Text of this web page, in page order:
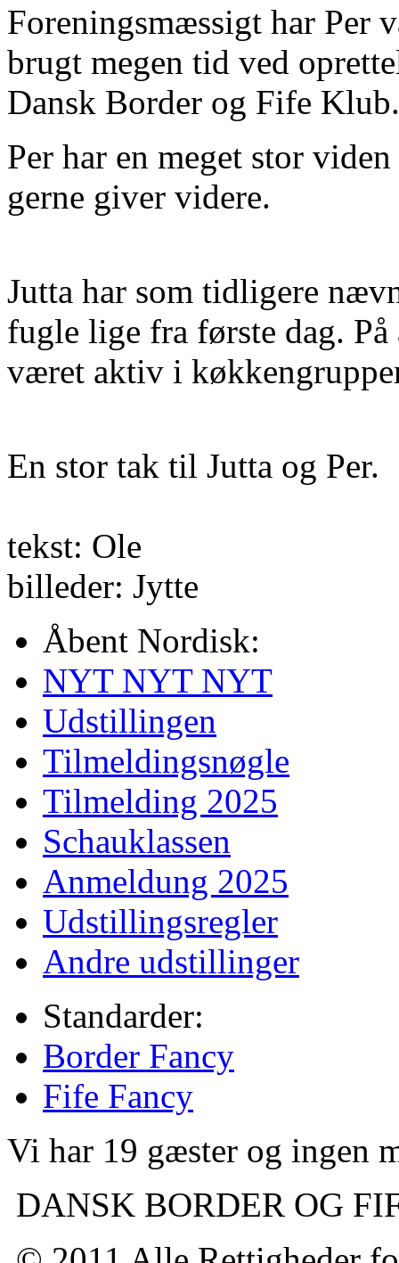
Foreningsmæssigt har Per
brugt megen tid ved
Dansk Border og Fife Klub.
Per har en meget stor
gerne giver videre.
Jutta har som tidligere
fugle lige fra første dag.
været aktiv i
En stor tak til Jutta og Per.
tekst: Ole
billeder: Jytte
Åbent Nordisk:
NYT NYT NYT
Udstillingen
Tilmeldingsnøgle
Tilmelding 2025
Schauklassen
Anmeldung 2025
Udstillingsregler
Andre udstillinger
Standarder:
Border Fancy
Fife Fancy
Vi har 19 gæster og ingen
DANSK BORDER OG